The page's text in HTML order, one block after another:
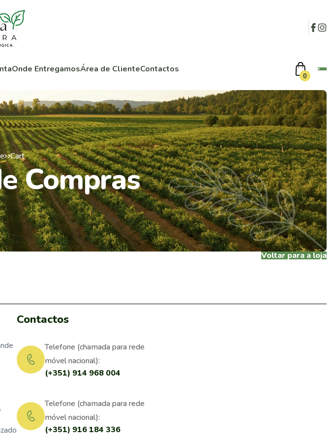
Onde EntregamosÁrea de ClienteContactos
0
Cart
Compras
Voltar para a loja
Contactos
(+351) 914 968 004
Telefone (chamada para rede
móvel nacional):
(+351) 916 184 336
Telefone (chamada para rede
móvel nacional):